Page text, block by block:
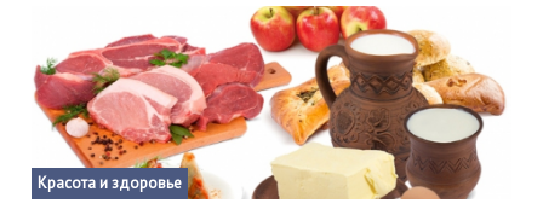
Красота и здоровье